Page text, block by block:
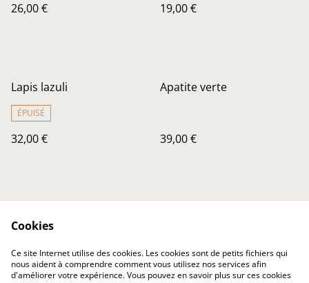
26,00 € 19,00 €
Lapis lazuli
ÉPUISÉ
32,00 €
Apatite verte
39,00 €
Nous contacter
Conditions Générales
Cookies
Ce site Internet utilise des cookies. Les cookies sont de petits fichiers qui
nous aident à comprendre comment vous utilisez nos services afin
d'améliorer votre expérience. Vous pouvez en savoir plus sur ces cookies